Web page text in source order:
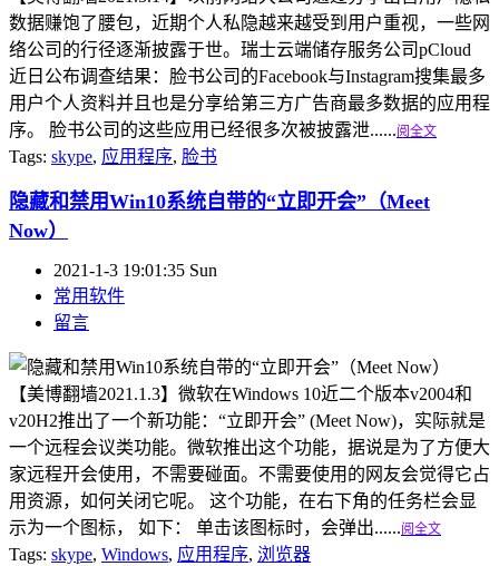
数据赚饱了腰包，近期个人私隐越来越受到用户重视，一些网
络公司的行径逐渐披露于世。瑞士云端储存服务公司pCloud
近日公布调查结果：脸书公司的Facebook与Instagram搜集最多
用户个人资料并且也是分享给第三方广告商最多数据的应用程
序。 脸书公司的这些应用已经很多次被披露泄......阅全文
Tags: skype, 应用程序, 脸书
隐藏和禁用Win10系统自带的“立即开会”（Meet
Now）
2021-1-3 19:01:35 Sun
常用软件
留言
【美博翻墙2021.1.3】微软在Windows 10近二个版本v2004和
v20H2推出了一个新功能：“立即开会” (Meet Now)，实际就是
一个远程会议类功能。微软推出这个功能，据说是为了方便大
家远程开会使用，不需要碰面。不需要使用的网友会觉得它占
用资源，如何关闭它呢。 这个功能，在右下角的任务栏会显
示为一个图标， 如下： 单击该图标时，会弹出......阅全文
Tags: skype, Windows, 应用程序, 浏览器